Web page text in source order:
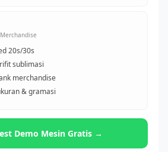
20s/30s
sublimasi
merchandise
& gramasi
Demo Mesin Gratis →